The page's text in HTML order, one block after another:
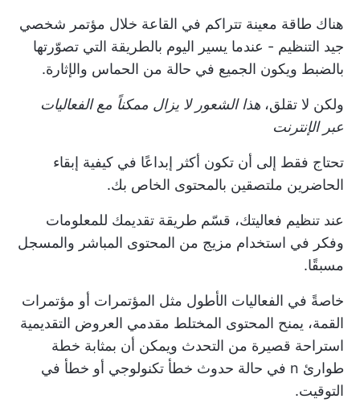
هناك طاقة معينة تتراكم في القاعة خلال مؤتمر شخصي
جيد التنظيم - عندما يسير اليوم بالطريقة التي تصوّرتها
بالضبط ويكون الجميع في حالة من الحماس والإثارة.
ولكن لا تقلق، هذا الشعور لا يزال ممكناً مع الفعاليات
عبر الإنترنت
تحتاج فقط إلى أن تكون أكثر إبداعًا في كيفية إبقاء
الحاضرين ملتصقين بالمحتوى الخاص بك.
عند تنظيم فعاليتك، قسّم طريقة تقديمك للمعلومات
وفكر في استخدام مزيج من المحتوى المباشر والمسجل
مسبقًا.
خاصةً في الفعاليات الأطول مثل المؤتمرات أو مؤتمرات
القمة، يمنح المحتوى المختلط مقدمي العروض التقديمية
استراحة قصيرة من التحدث ويمكن أن بمثابة خطة
طوارئ
n في حالة حدوث خطأ تكنولوجي أو خطأ في
التوقيت.